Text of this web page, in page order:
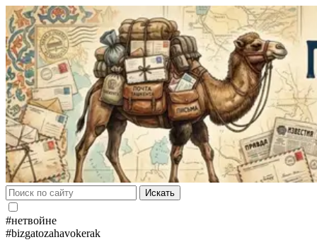
Искать
#нетвойне
#bizgatozahavokerak